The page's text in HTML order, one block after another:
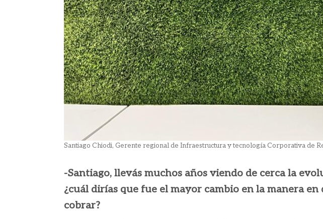
Santiago Chiodi, Gerente regional de Infraestructura y tecnología Corporativa de
-Santiago, llevás muchos años viendo de cerca la
¿cuál dirías que fue el mayor cambio en la manera
cobrar?